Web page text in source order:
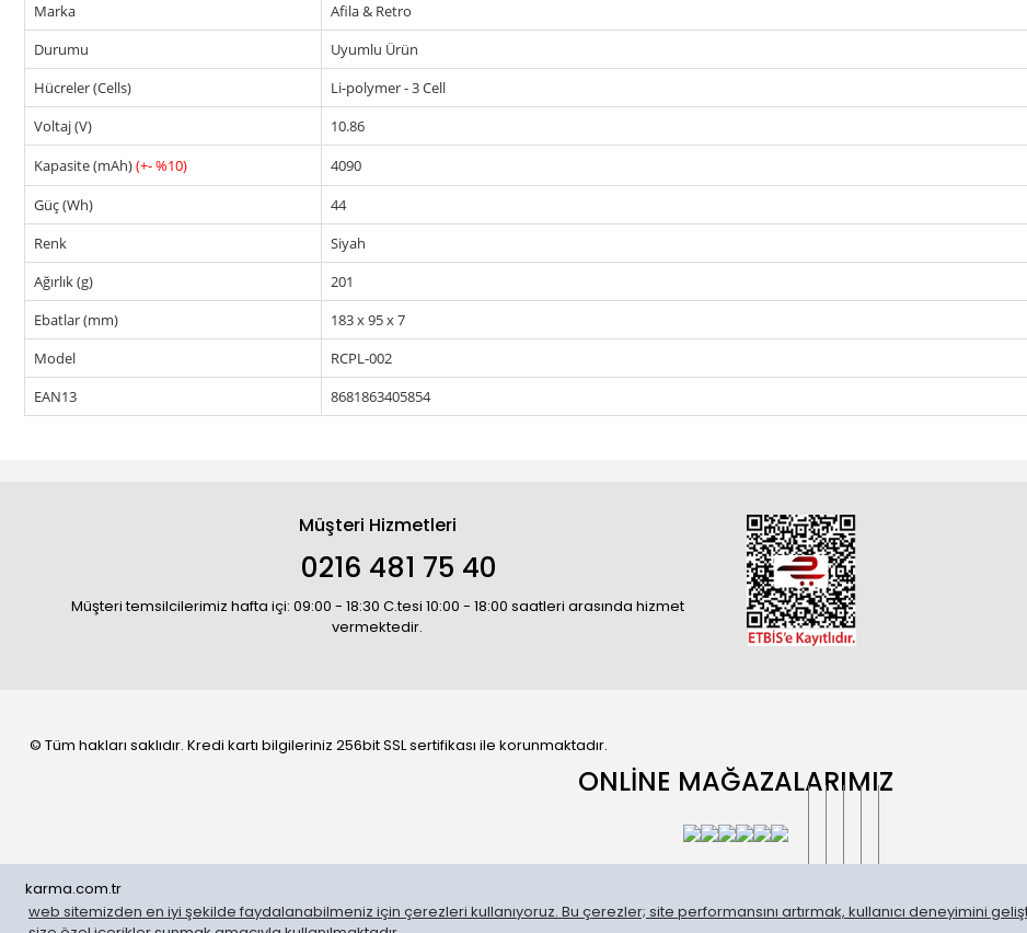
karma.com.tr
web sitemizden en iyi şekilde faydalanabilmeniz için çerezleri kullanıyoruz. Bu çerezler; site performansını artırmak, kullanıcı deneyimini
WhatsApp Sipariş
Marka
Afila & Retro
Durumu
Uyumlu Ürün
Hücreler (Cells)
Li-polymer - 3 Cell
Voltaj (V)
10.86
Kapasite (mAh)(+- %10)
4090
Güç (Wh)
44
Renk
Siyah
Ağırlık (g)
201
Ebatlar (mm)
183 x 95 x 7
Model
RCPL-002
EAN13
8681863405854
Müşteri Hizmetleri
0216 481 75 40
Müşteri temsilcilerimiz hafta içi: 09:00 - 18:30 C.tesi 10:00 - 18:00 saatleri arasında hizmet
vermektedir.
© Tüm hakları saklıdır. Kredi kartı bilgileriniz 256bit SSL sertifikası ile korunmaktadır.
ONLİNE MAĞAZALARIMIZ